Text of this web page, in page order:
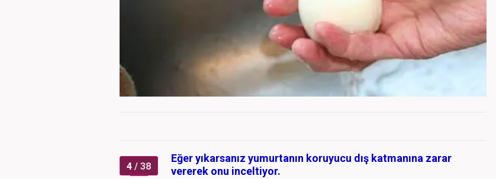
4 / 38
Eğer yıkarsanız yumurtanın koruyucu dış katmanına zarar
vererek onu inceltiyor.